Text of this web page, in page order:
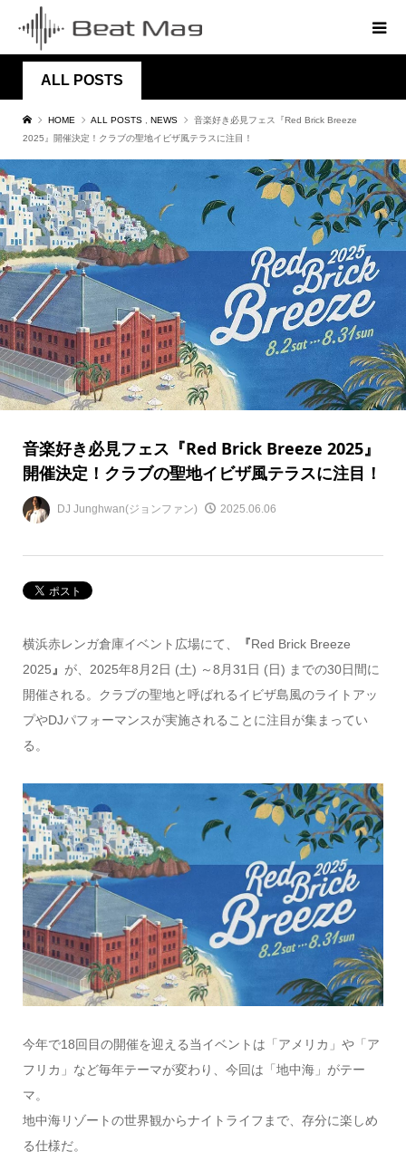
ALL POSTS
HOME ALL POSTS NEWS
音楽好き必見フェス『Red Brick Breeze
2025』開催決定！クラブの聖地イビザ風テラスに注目！
音楽好き必見フェス『Red Brick Breeze 2025』
開催決定！クラブの聖地イビザ風テラスに注目！
DJ Junghwan(ジョンファン) 2025.06.06
横浜赤レンガ倉庫イベント広場にて、 『Red Brick Breeze
2025 』 が、2025年8月2日 (土) ～8月31日 (日) までの30日間に
開催される。クラブの聖地と呼ばれるイビザ島風のライトアッ
プやDJパフォーマンスが実施されることに注目が集まってい
る。
今年で18回目の開催を迎える当イベントは「アメリカ」や「ア
フリカ」など毎年テーマが変わり、今回は「地中海」がテー
マ。
地中海リゾートの世界観からナイトライフまで、存分に楽しめ
る仕様だ。